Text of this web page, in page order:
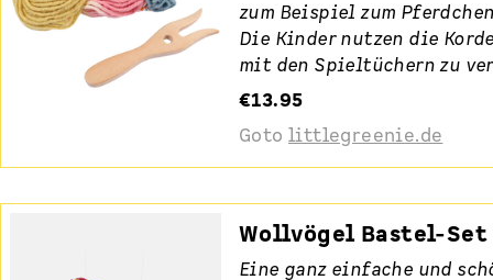
zum Beispiel zum
Die Kinder nutzen die
mit den Spieltüchern zu
€13.95
Goto littlegreenie.de
Wollvögel Bastel-Set
Eine ganz einfache und